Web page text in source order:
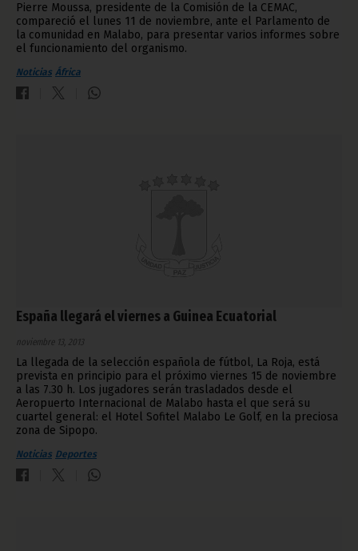
Pierre Moussa, presidente de la Comisión de la CEMAC,
compareció el lunes 11 de noviembre, ante el Parlamento de
la comunidad en Malabo, para presentar varios informes sobre
el funcionamiento del organismo.
Noticias África
España llegará el viernes a Guinea Ecuatorial
noviembre 13, 2013
La llegada de la selección española de fútbol, La Roja, está
prevista en principio para el próximo viernes 15 de noviembre
a las 7.30 h. Los jugadores serán trasladados desde el
Aeropuerto Internacional de Malabo hasta el que será su
cuartel general: el Hotel Sofitel Malabo Le Golf, en la preciosa
zona de Sipopo.
Noticias Deportes